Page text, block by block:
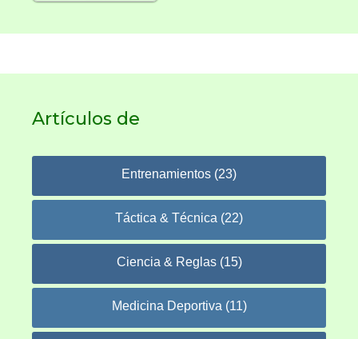
Artículos de
Entrenamientos (23)
Táctica & Técnica (22)
Ciencia & Reglas (15)
Medicina Deportiva (11)